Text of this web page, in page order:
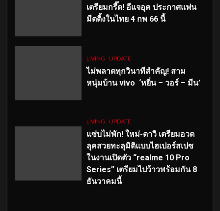
เตรียมกรี๊ด! อีแจอุค ประกาศแฟน
มีตติ้งในไทย 4 กพ 66 นี้
LIVING UPDATE
ไม่พลาดทุกวินาทีสำคัญ! สาม
หนุ่มบ้าน vivo ‘หยิ่น – วอร์ – มีน’
LIVING UPDATE
แซ่บไม่พัก! ใหม่-ดาวิ เตรียมอวด
ลุคสวยทะลุมิติแบบไฮเปอร์สเปซ
ในงานเปิดตัว “realme 10 Pro
Series” เตรียมไปว้าวพร้อมกัน 8
ธันวาคมนี้